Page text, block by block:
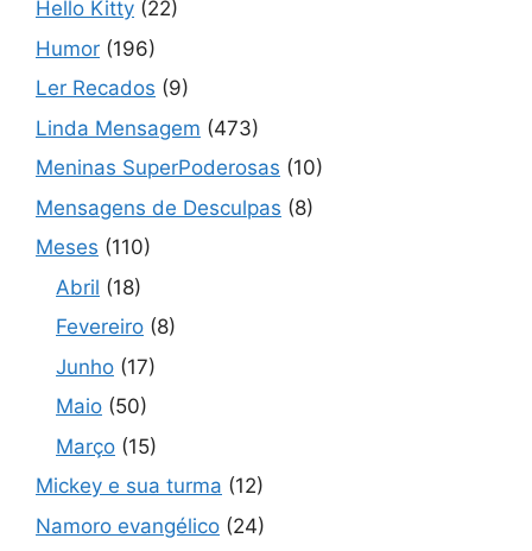
Hello Kitty (22)
Humor (196)
Ler Recados (9)
Linda Mensagem (473)
Meninas SuperPoderosas (10)
Mensagens de Desculpas (8)
Meses (110)
Abril (18)
Fevereiro (8)
Junho (17)
Maio (50)
Março (15)
Mickey e sua turma (12)
Namoro evangélico (24)